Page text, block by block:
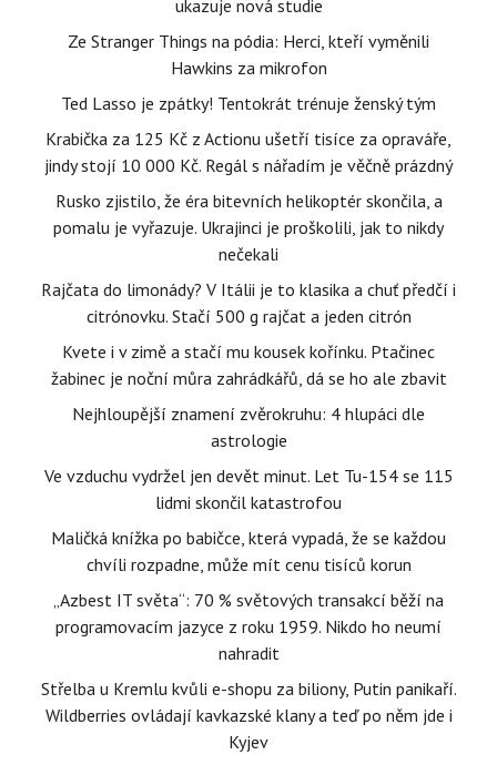
ukazuje nová studie
Ze Stranger Things na pódia: Herci, kteří vyměnili
Hawkins za mikrofon
Ted Lasso je zpátky! Tentokrát trénuje ženský tým
Krabička za 125 Kč z Actionu ušetří tisíce za opraváře,
jindy stojí 10 000 Kč. Regál s nářadím je věčně prázdný
Rusko zjistilo, že éra bitevních helikoptér skončila, a
pomalu je vyřazuje. Ukrajinci je proškolili, jak to nikdy
nečekali
Rajčata do limonády? V Itálii je to klasika a chuť předčí i
citrónovku. Stačí 500 g rajčat a jeden citrón
Kvete i v zimě a stačí mu kousek kořínku. Ptačinec
žabinec je noční můra zahrádkářů, dá se ho ale zbavit
Nejhloupější znamení zvěrokruhu: 4 hlupáci dle
astrologie
Ve vzduchu vydržel jen devět minut. Let Tu-154 se 115
lidmi skončil katastrofou
Maličká knížka po babičce, která vypadá, že se každou
chvíli rozpadne, může mít cenu tisíců korun
„Azbest IT světa“: 70 % světových transakcí běží na
programovacím jazyce z roku 1959. Nikdo ho neumí
nahradit
Střelba u Kremlu kvůli e-shopu za biliony, Putin panikaří.
Wildberries ovládají kavkazské klany a teď po něm jde i
Kyjev